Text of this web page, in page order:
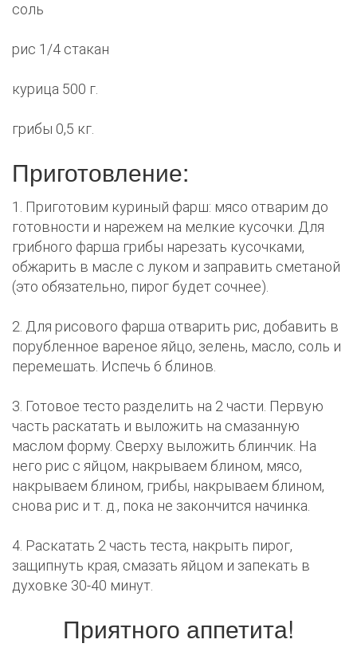
соль
рис 1/4 стакан
курица 500 г.
грибы 0,5 кг.
Приготовление:
1. Приготовим куриный фарш: мясо отварим до
готовности и нарежем на мелкие кусочки. Для
грибного фарша грибы нарезать кусочками,
обжарить в масле с луком и заправить сметаной
(это обязательно, пирог будет сочнее).
2. Для рисового фарша отварить рис, добавить в
порубленное вареное яйцо, зелень, масло, соль и
перемешать. Испечь 6 блинов.
3. Готовое тесто разделить на 2 части. Первую
часть раскатать и выложить на смазанную
маслом форму. Сверху выложить блинчик. На
него рис с яйцом, накрываем блином, мясо,
накрываем блином, грибы, накрываем блином,
снова рис и т. д., пока не закончится начинка.
4. Раскатать 2 часть теста, накрыть пирог,
защипнуть края, смазать яйцом и запекать в
духовке 30-40 минут.
Приятного аппетита!